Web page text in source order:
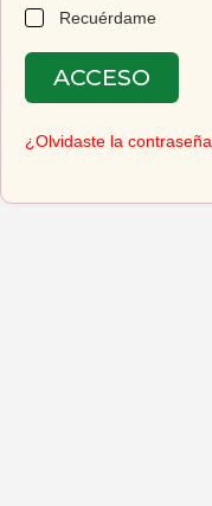
Recuérdame
ACCESO
¿Olvidaste la